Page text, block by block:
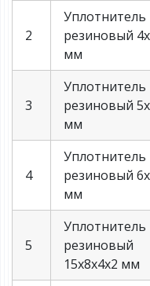
2
Уплотнитель
резиновый
мм
3
Уплотнитель
резиновый
мм
4
Уплотнитель
резиновый
мм
5
Уплотнитель
резиновый
15х8х4х2 мм